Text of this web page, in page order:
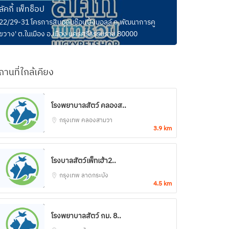
คกี้ เพ็ทช็อป
29-31 โครการสินอุดมช๊อปปิ้งมอลล์ ถ.พัฒนาการคู
วาง' ต.ในเมือง อ.เมือง นครศรีธรรมราช 80000
านที่ใกล้เคียง
โรงพยาบาลสัตว์ คลองส..
กรุงเทพ คลองสามวา
3.9 km
โรงบาลสัตว์เพ็ทเฮ้า2..
กรุงเทพ ลาดกระบัง
4.5 km
โรงพยาบาลสัตว์ กม. 8..